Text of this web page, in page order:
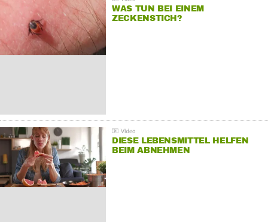
WAS TUN BEI EINEM
ZECKENSTICH?
DIESE LEBENSMITTEL HELFEN
BEIM ABNEHMEN